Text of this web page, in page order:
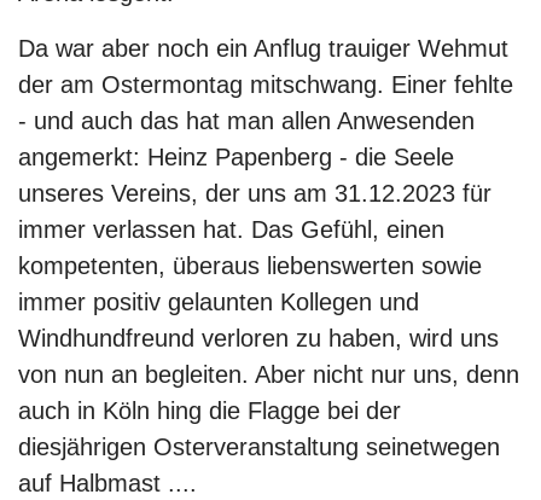
Da war aber noch ein Anflug trauiger Wehmut
der am Ostermontag mitschwang. Einer fehlte
- und auch das hat man allen Anwesenden
angemerkt: Heinz Papenberg - die Seele
unseres Vereins, der uns am 31.12.2023 für
immer verlassen hat. Das Gefühl, einen
kompetenten, überaus liebenswerten sowie
immer positiv gelaunten Kollegen und
Windhundfreund verloren zu haben, wird uns
von nun an begleiten. Aber nicht nur uns, denn
auch in Köln hing die Flagge bei der
diesjährigen Osterveranstaltung seinetwegen
auf Halbmast ....